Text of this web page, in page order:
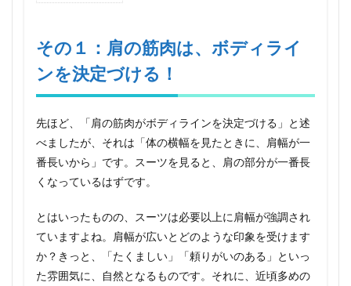
肩の
筋肉
は、
ボデ
ィラ
を決
定づ
る！
２：多
くのス
ポーツ
で肩が
役に立
その１：肩の筋肉は、ボディライ
ンを決定づける！
先ほど、「肩の筋肉がボディラインを決定づける」と述
べましたが、それは「体の横幅を見たときに、肩幅が一
番長いから」です。スーツを見ると、肩の部分が一番長
くなっているはずです。
とはいったものの、スーツは必要以上に肩幅が強調され
ていますよね。肩幅が広いとどのような印象を受けます
か？きっと、「たくましい」「頼りがいのある」といっ
た雰囲気に、自然となるものです。それに、近頃多めの